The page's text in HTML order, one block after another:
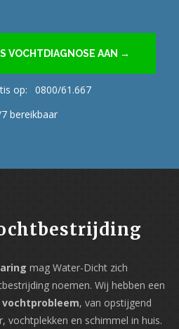
VOCHTDIAGNOSE AAN →
op:
0800/61.667
bereikbaar
mag Water-Dicht zich
noemen. Wij hebben een
, van opstijgend
vochtplekken en schimmel in huis.